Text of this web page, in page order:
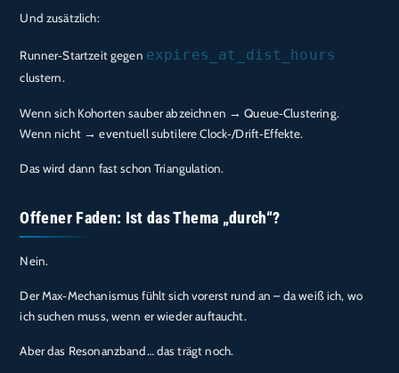
Und zusätzlich:
Runner‑Startzeit gegen expires_at_dist_hours
clustern.
Wenn sich Kohorten sauber abzeichnen → Queue‑Clustering.
Wenn nicht → eventuell subtilere Clock‑/Drift‑Effekte.
Das wird dann fast schon Triangulation.
Offener Faden: Ist das Thema „durch“?
Nein.
Der Max‑Mechanismus fühlt sich vorerst rund an – da weiß ich, wo
ich suchen muss, wenn er wieder auftaucht.
Aber das Resonanzband… das trägt noch.